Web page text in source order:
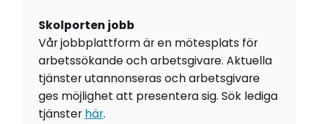
Skolporten jobb
Vår jobbplattform är en mötesplats för
arbetssökande och arbetsgivare. Aktuella
tjänster utannonseras och arbetsgivare
ges möjlighet att presentera sig. Sök lediga
tjänster här.